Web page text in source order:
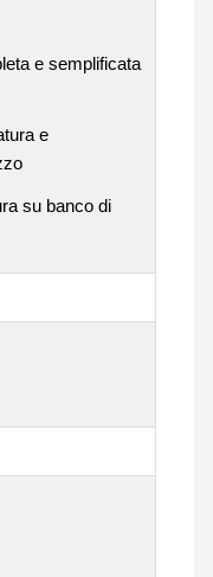
e semplificata
e
su banco di